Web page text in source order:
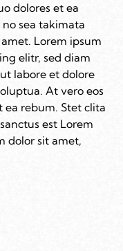
dolores et ea
sea takimata
Lorem ipsum
elitr, sed diam
labore et dolore
At vero eos
ea rebum. Stet clita
est Lorem
dolor sit amet,